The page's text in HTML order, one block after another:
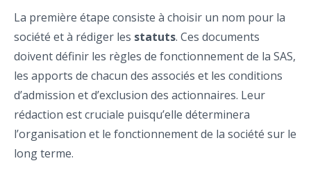
La première étape consiste à choisir un nom pour la
société et à rédiger les statuts. Ces documents
doivent définir les règles de fonctionnement de la SAS,
les apports de chacun des associés et les conditions
d’admission et d’exclusion des actionnaires. Leur
rédaction est cruciale puisqu’elle déterminera
l’organisation et le fonctionnement de la société sur le
long terme.